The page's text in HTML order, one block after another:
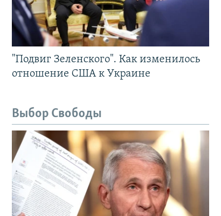
"Подвиг Зеленского". Как изменилось
отношение США к Украине
Выбор Свободы